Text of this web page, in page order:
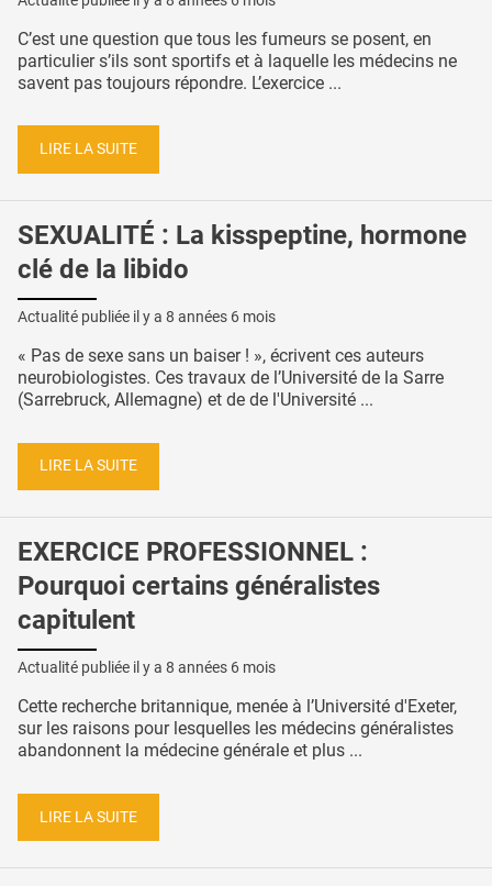
C’est une question que tous les fumeurs se posent, en
particulier s’ils sont sportifs et à laquelle les médecins ne
savent pas toujours répondre. L’exercice ...
LIRE LA SUITE
SEXUALITÉ : La kisspeptine, hormone
clé de la libido
Actualité publiée il y a 8 années 6 mois
« Pas de sexe sans un baiser ! », écrivent ces auteurs
neurobiologistes. Ces travaux de l’Université de la Sarre
(Sarrebruck, Allemagne) et de de l'Université ...
LIRE LA SUITE
EXERCICE PROFESSIONNEL :
Pourquoi certains généralistes
capitulent
Actualité publiée il y a 8 années 6 mois
Cette recherche britannique, menée à l’Université d'Exeter,
sur les raisons pour lesquelles les médecins généralistes
abandonnent la médecine générale et plus ...
LIRE LA SUITE